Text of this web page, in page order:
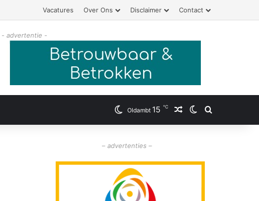
Vacatures Over Ons Disclaimer Contact
- advertentie -
Oldambt 15 ℃ Willekeurig artikel
Switch skin
Zoeken
– advertenties –